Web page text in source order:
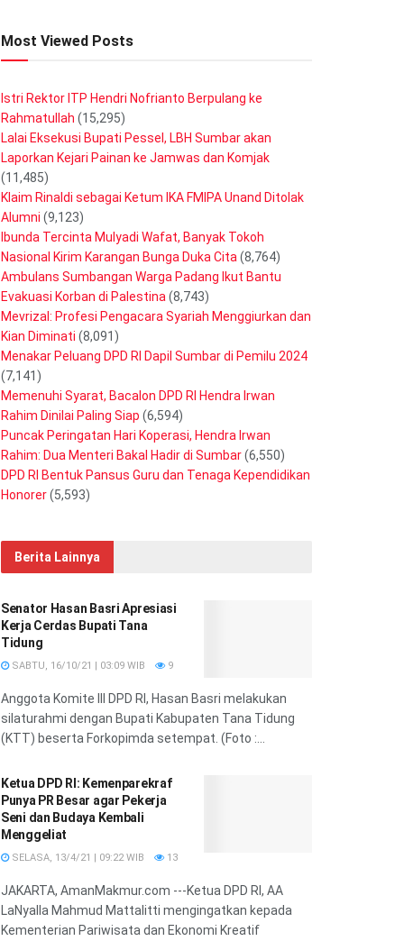
Most Viewed Posts
Istri Rektor ITP Hendri Nofrianto Berpulang ke
Rahmatullah (15,295)
Lalai Eksekusi Bupati Pessel, LBH Sumbar akan
Laporkan Kejari Painan ke Jamwas dan Komjak
(11,485)
Klaim Rinaldi sebagai Ketum IKA FMIPA Unand Ditolak
Alumni (9,123)
Ibunda Tercinta Mulyadi Wafat, Banyak Tokoh
Nasional Kirim Karangan Bunga Duka Cita (8,764)
Ambulans Sumbangan Warga Padang Ikut Bantu
Evakuasi Korban di Palestina (8,743)
Mevrizal: Profesi Pengacara Syariah Menggiurkan dan
Kian Diminati (8,091)
Menakar Peluang DPD RI Dapil Sumbar di Pemilu 2024
(7,141)
Memenuhi Syarat, Bacalon DPD RI Hendra Irwan
Rahim Dinilai Paling Siap (6,594)
Puncak Peringatan Hari Koperasi, Hendra Irwan
Rahim: Dua Menteri Bakal Hadir di Sumbar(6,550)
DPD RI Bentuk Pansus Guru dan Tenaga Kependidikan
Honorer(5,593)
Berita Lainnya
Senator Hasan Basri Apresiasi
Kerja Cerdas Bupati Tana
Tidung
SABTU, 16/10/21 | 03:09 WIB 9
Anggota Komite III DPD RI, Hasan Basri melakukan
silaturahmi dengan Bupati Kabupaten Tana Tidung
(KTT) beserta Forkopimda setempat. (Foto :...
Ketua DPD RI: Kemenparekraf
Punya PR Besar agar Pekerja
Seni dan Budaya Kembali
Menggeliat
SELASA, 13/4/21 | 09:22 WIB 13
JAKARTA, AmanMakmur.com ---Ketua DPD RI, AA
LaNyalla Mahmud Mattalitti mengingatkan kepada
Kementerian Pariwisata dan Ekonomi Kreatif